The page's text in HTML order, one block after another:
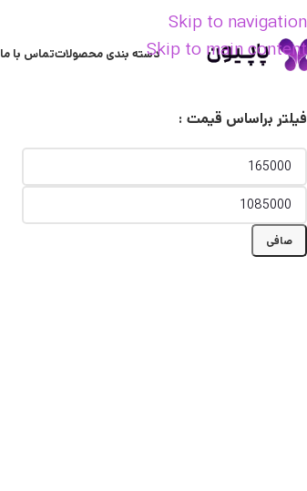
Skip to navigation
Skip to main contentدسته بندی محصولاتتماس با ما
فیلتر براساس قیمت :
صافی